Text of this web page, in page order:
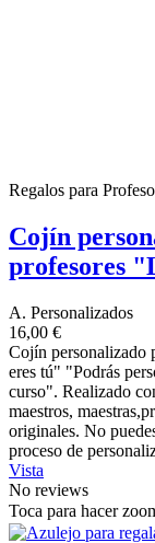
Regalos para
Cojín
profesores
A. Personalizados
16,00 €
Cojín personalizado
eres tú" "Podrás
curso". Realizado
maestros,
originales. No
proceso de
Vista
No reviews
Toca para hacer